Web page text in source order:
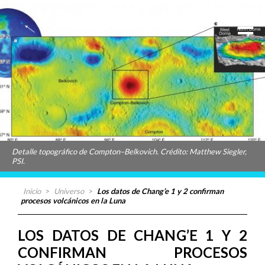
Detalle topográfico de Compton–Belkovich. Crédito: Matthew Siegler,
PSI.
Inicio > Universo > Los datos de Chang’e 1 y 2 confirman
procesos volcánicos en la Luna
LOS DATOS DE CHANG’E 1 Y 2
CONFIRMAN PROCESOS